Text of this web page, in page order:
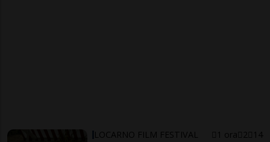
LOCARNO FILM FESTIVAL 1 ora 2 14